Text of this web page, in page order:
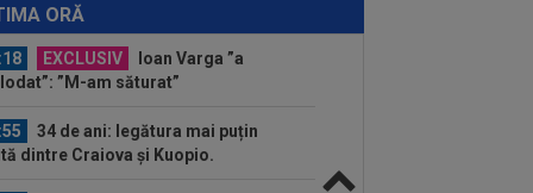
ORĂ
lovitura! Tratative avansate cu
EXCLUSIV
Ioan Varga ”a
”M-am săturat”
34 de ani: legătura mai puțin
dintre Craiova și Kuopio.